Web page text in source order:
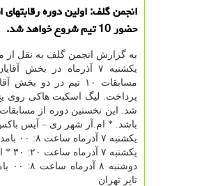
انجمن گلف: اولین دوره
حضور 10 تیم شروع خواهد شد.
به گزارش انجمن گلف به نقل از
یکشنبه ۷ آذرماه در
مسابقات ۱۰ تیم در دو بخش آقایان و بانوان با هم به
شد. این نخستین دوره از
باشد. * ام.آر شهر ری – آیس
یکشنبه ۷ آذرماه ساعت ۸: ۰۰ بامداد * میثاق تهران – آنلاین تایر تهران
یکشنبه ۷ آذرماه ساعت ۲۰: ۳۰ * ام.آر شهر ری – میثاق تهران
تایر تهران